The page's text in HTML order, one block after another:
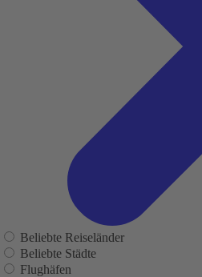
Beliebte Reiseländer
Beliebte Städte
Flughäfen